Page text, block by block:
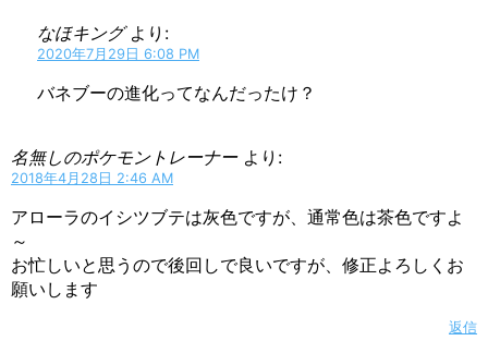
なほキング より:
2020年7月29日 6:08 PM
バネブーの進化ってなんだったけ？
名無しのポケモントレーナー より:
2018年4月28日 2:46 AM
アローラのイシツブテは灰色ですが、通常色は茶色ですよ
～
お忙しいと思うので後回しで良いですが、修正よろしくお
願いします
返信